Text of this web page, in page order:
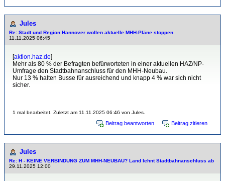
Jules
Re: Stadt und Region Hannover wollen aktuelle MHH-Pläne stoppen
11.11.2025 06:45
[aktion.haz.de]
Mehr als 80 % der Befragten befürworteten in einer aktuellen HAZ/NP-
Umfrage den Stadtbahnanschluss für den MHH-Neubau.
Nur 13 % halten Busse für ausreichend und knapp 4 % war sich nicht
sicher.
1 mal bearbeitet. Zuletzt am 11.11.2025 06:46 von Jules.
Beitrag beantworten Beitrag zitieren
Jules
Re: H - KEINE VERBINDUNG ZUM MHH-NEUBAU? Land lehnt Stadtbahnanschluss ab
29.11.2025 12:00